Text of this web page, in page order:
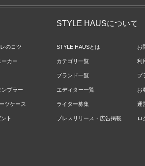
のコツ
ーカー
ンブラー
ツケース
ト
STYLE HAUSについて
STYLE HAUSとは
カテゴリ一覧
ブランド一覧
エディター一覧
ライター募集
プレスリリース・広告掲載
お
利
プ
お
運
ロ